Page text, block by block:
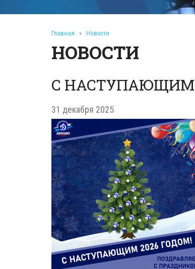
Главная » Новости
НОВОСТИ
С
31 декабря 2025